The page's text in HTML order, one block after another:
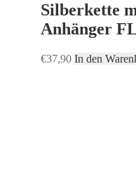
Silberkette
Anhänger
€37,90 In den